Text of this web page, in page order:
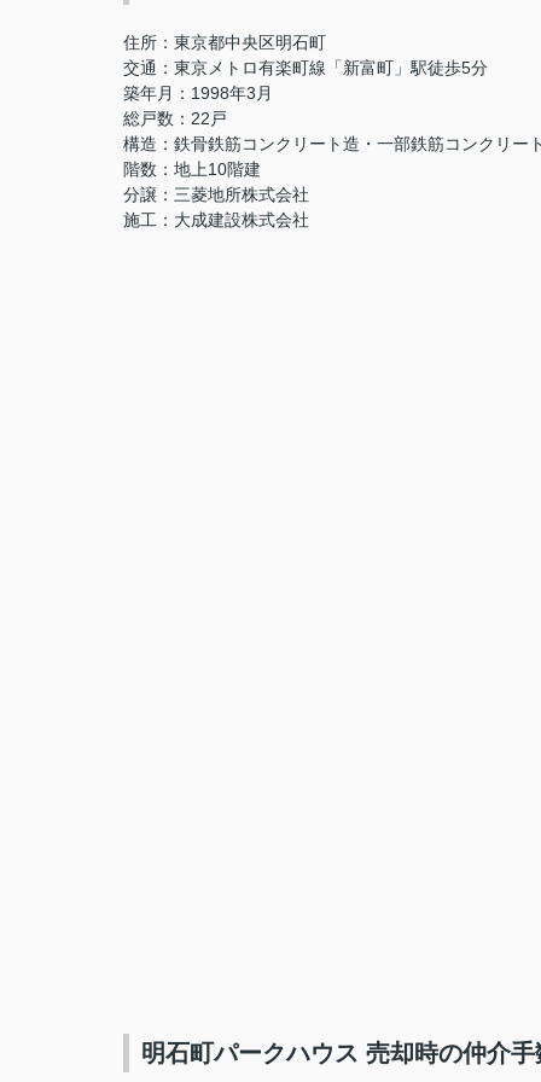
住所：東京都中央区明石町
交通：東京メトロ有楽町線「新富町」駅徒歩5分
築年月：1998年3月
総戸数：22戸
構造：鉄骨鉄筋コンクリート造・一部鉄筋コンクリー
階数：地上10階建
分譲：三菱地所株式会社
施工：大成建設株式会社
明石町パークハウス 売却時の仲介手